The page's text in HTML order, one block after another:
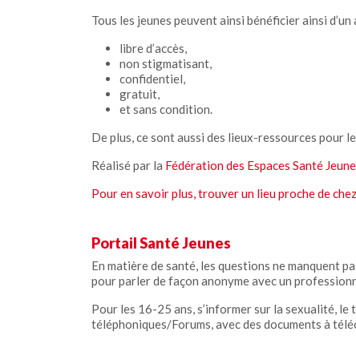
Tous les jeunes peuvent ainsi bénéficier ainsi
libre d’accès,
non stigmatisant,
confidentiel,
gratuit,
et sans condition.
De plus, ce sont aussi des lieux-ressources pour
Réalisé par la Fédération des Espaces Santé
Pour en savoir plus, trouver un lieu proche de
Portail Santé Jeunes
En matière de santé, les questions ne manquent
pour parler de façon anonyme avec un
Pour les 16-25 ans, s’informer sur la sexualité,
téléphoniques/Forums, avec des documents à